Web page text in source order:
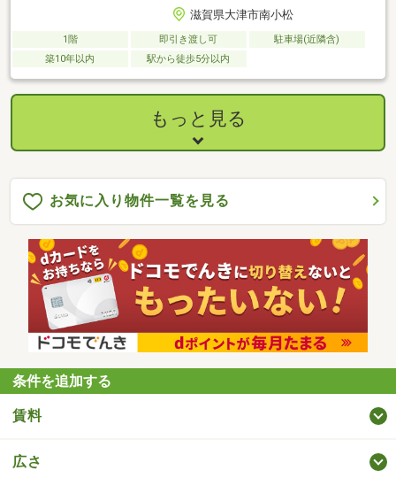
滋賀県大津市南小松
1階 即引き渡し可
駐車場(近隣含)
築10年以内
駅から徒歩5分以内
もっと見る
お気に入り物件一覧を見る
条件を追加する
賃料
広さ